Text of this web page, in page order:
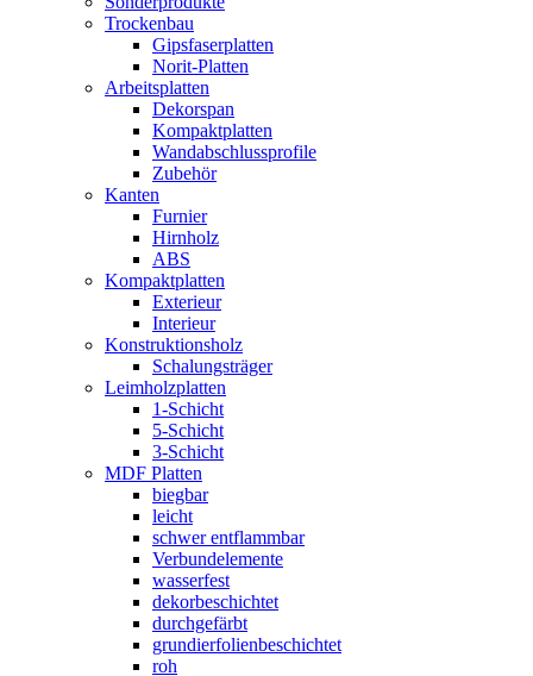
Trockenbau
Gipsfaserplatten
Norit-Platten
Arbeitsplatten
Dekorspan
Kompaktplatten
Wandabschlussprofile
Zubehör
Kanten
Furnier
Hirnholz
ABS
Kompaktplatten
Exterieur
Interieur
Konstruktionsholz
Schalungsträger
Leimholzplatten
1-Schicht
5-Schicht
3-Schicht
MDF Platten
biegbar
leicht
schwer entflammbar
Verbundelemente
wasserfest
dekorbeschichtet
durchgefärbt
grundierfolienbeschichtet
roh